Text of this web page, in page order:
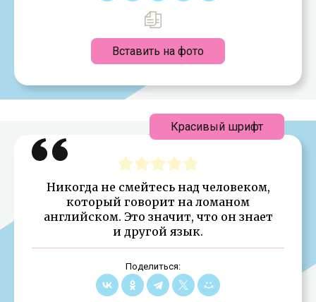
Вставить на фото
Никогда не смейтесь над человеком,
который говорит на ломаном
английском. Это значит, что он знает
и другой язык.
Поделиться:
Красивый шрифт